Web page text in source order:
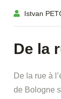
Istvan
De la
De la rue à
de Bologne